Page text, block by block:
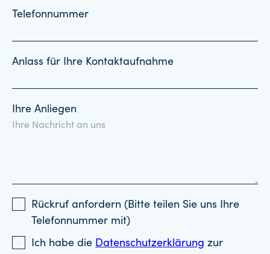
Telefonnummer
Anlass für Ihre Kontaktaufnahme
Ihre Anliegen
Rückruf anfordern (Bitte teilen Sie uns Ihre
Telefonnummer mit)
Ich habe die Datenschutzerklärung zur